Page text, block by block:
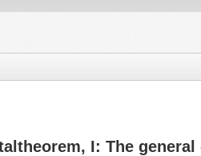
I: The general